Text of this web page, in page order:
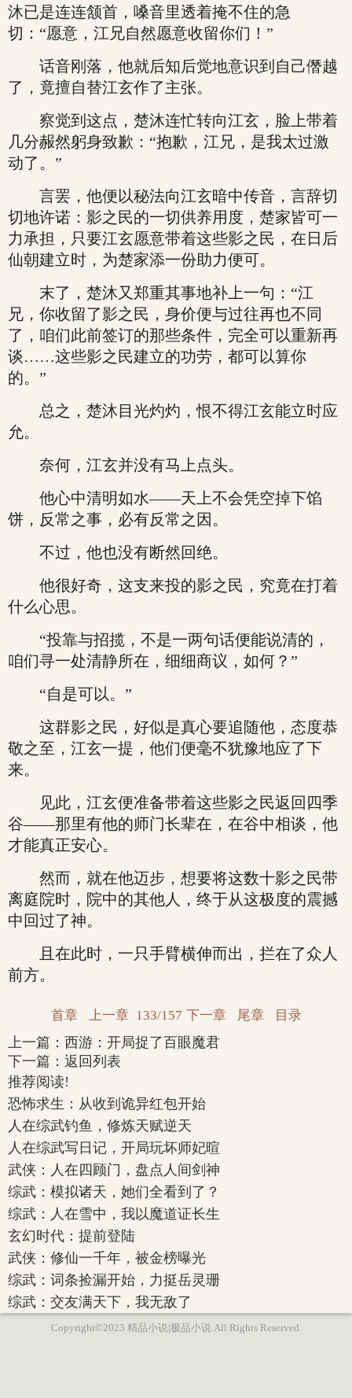
沐已是连连颔首，嗓音里透着掩不住的急
切：“愿意，江兄自然愿意收留你们！”
话音刚落，他就后知后觉地意识到自己僭越
了，竟擅自替江玄作了主张。
察觉到这点，楚沐连忙转向江玄，脸上带着
几分赧然躬身致歉：“抱歉，江兄，是我太过激
动了。”
言罢，他便以秘法向江玄暗中传音，言辞切
切地许诺：影之民的一切供养用度，楚家皆可一
力承担，只要江玄愿意带着这些影之民，在日后
仙朝建立时，为楚家添一份助力便可。
末了，楚沐又郑重其事地补上一句：“江
兄，你收留了影之民，身价便与过往再也不同
了，咱们此前签订的那些条件，完全可以重新再
谈……这些影之民建立的功劳，都可以算你
的。”
总之，楚沐目光灼灼，恨不得江玄能立时应
允。
奈何，江玄并没有马上点头。
他心中清明如水——天上不会凭空掉下馅
饼，反常之事，必有反常之因。
不过，他也没有断然回绝。
他很好奇，这支来投的影之民，究竟在打着
什么心思。
“投靠与招揽，不是一两句话便能说清的，
咱们寻一处清静所在，细细商议，如何？”
“自是可以。”
这群影之民，好似是真心要追随他，态度恭
敬之至，江玄一提，他们便毫不犹豫地应了下
来。
见此，江玄便准备带着这些影之民返回四季
谷——那里有他的师门长辈在，在谷中相谈，他
才能真正安心。
然而，就在他迈步，想要将这数十影之民带
离庭院时，院中的其他人，终于从这极度的震撼
中回过了神。
且在此时，一只手臂横伸而出，拦在了众人
前方。
首章 上一章 133/157 下一章 尾章 目录
上一篇： 西游：开局捉了百眼魔君
下一篇： 返回列表
推荐阅读!
恐怖求生：从收到诡异红包开始
人在综武钓鱼，修炼天赋逆天
人在综武写日记，开局玩坏师妃暄
武侠：人在四顾门，盘点人间剑神
综武：模拟诸天，她们全看到了？
综武：人在雪中，我以魔道证长生
玄幻时代：提前登陆
武侠：修仙一千年，被金榜曝光
综武：词条捡漏开始，力挺岳灵珊
综武：交友满天下，我无敌了
Copyright©2023 精品小说|极品小说 All Rights Reserved.